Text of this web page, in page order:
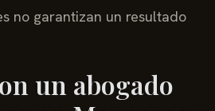
no garantizan un resultado
un abogado